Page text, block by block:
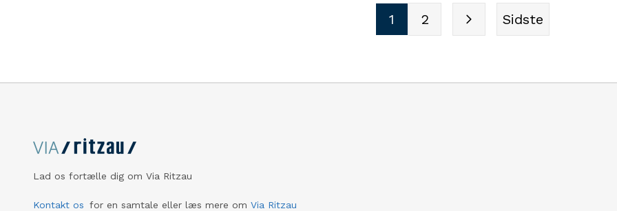
overrække priserne til årets
Dansk Flygtningehjælp,
blandt andet var
1 2 Sidste
Lad os fortælle dig om Via Ritzau
Kontakt os for en samtale eller læs mere om Via Ritzau